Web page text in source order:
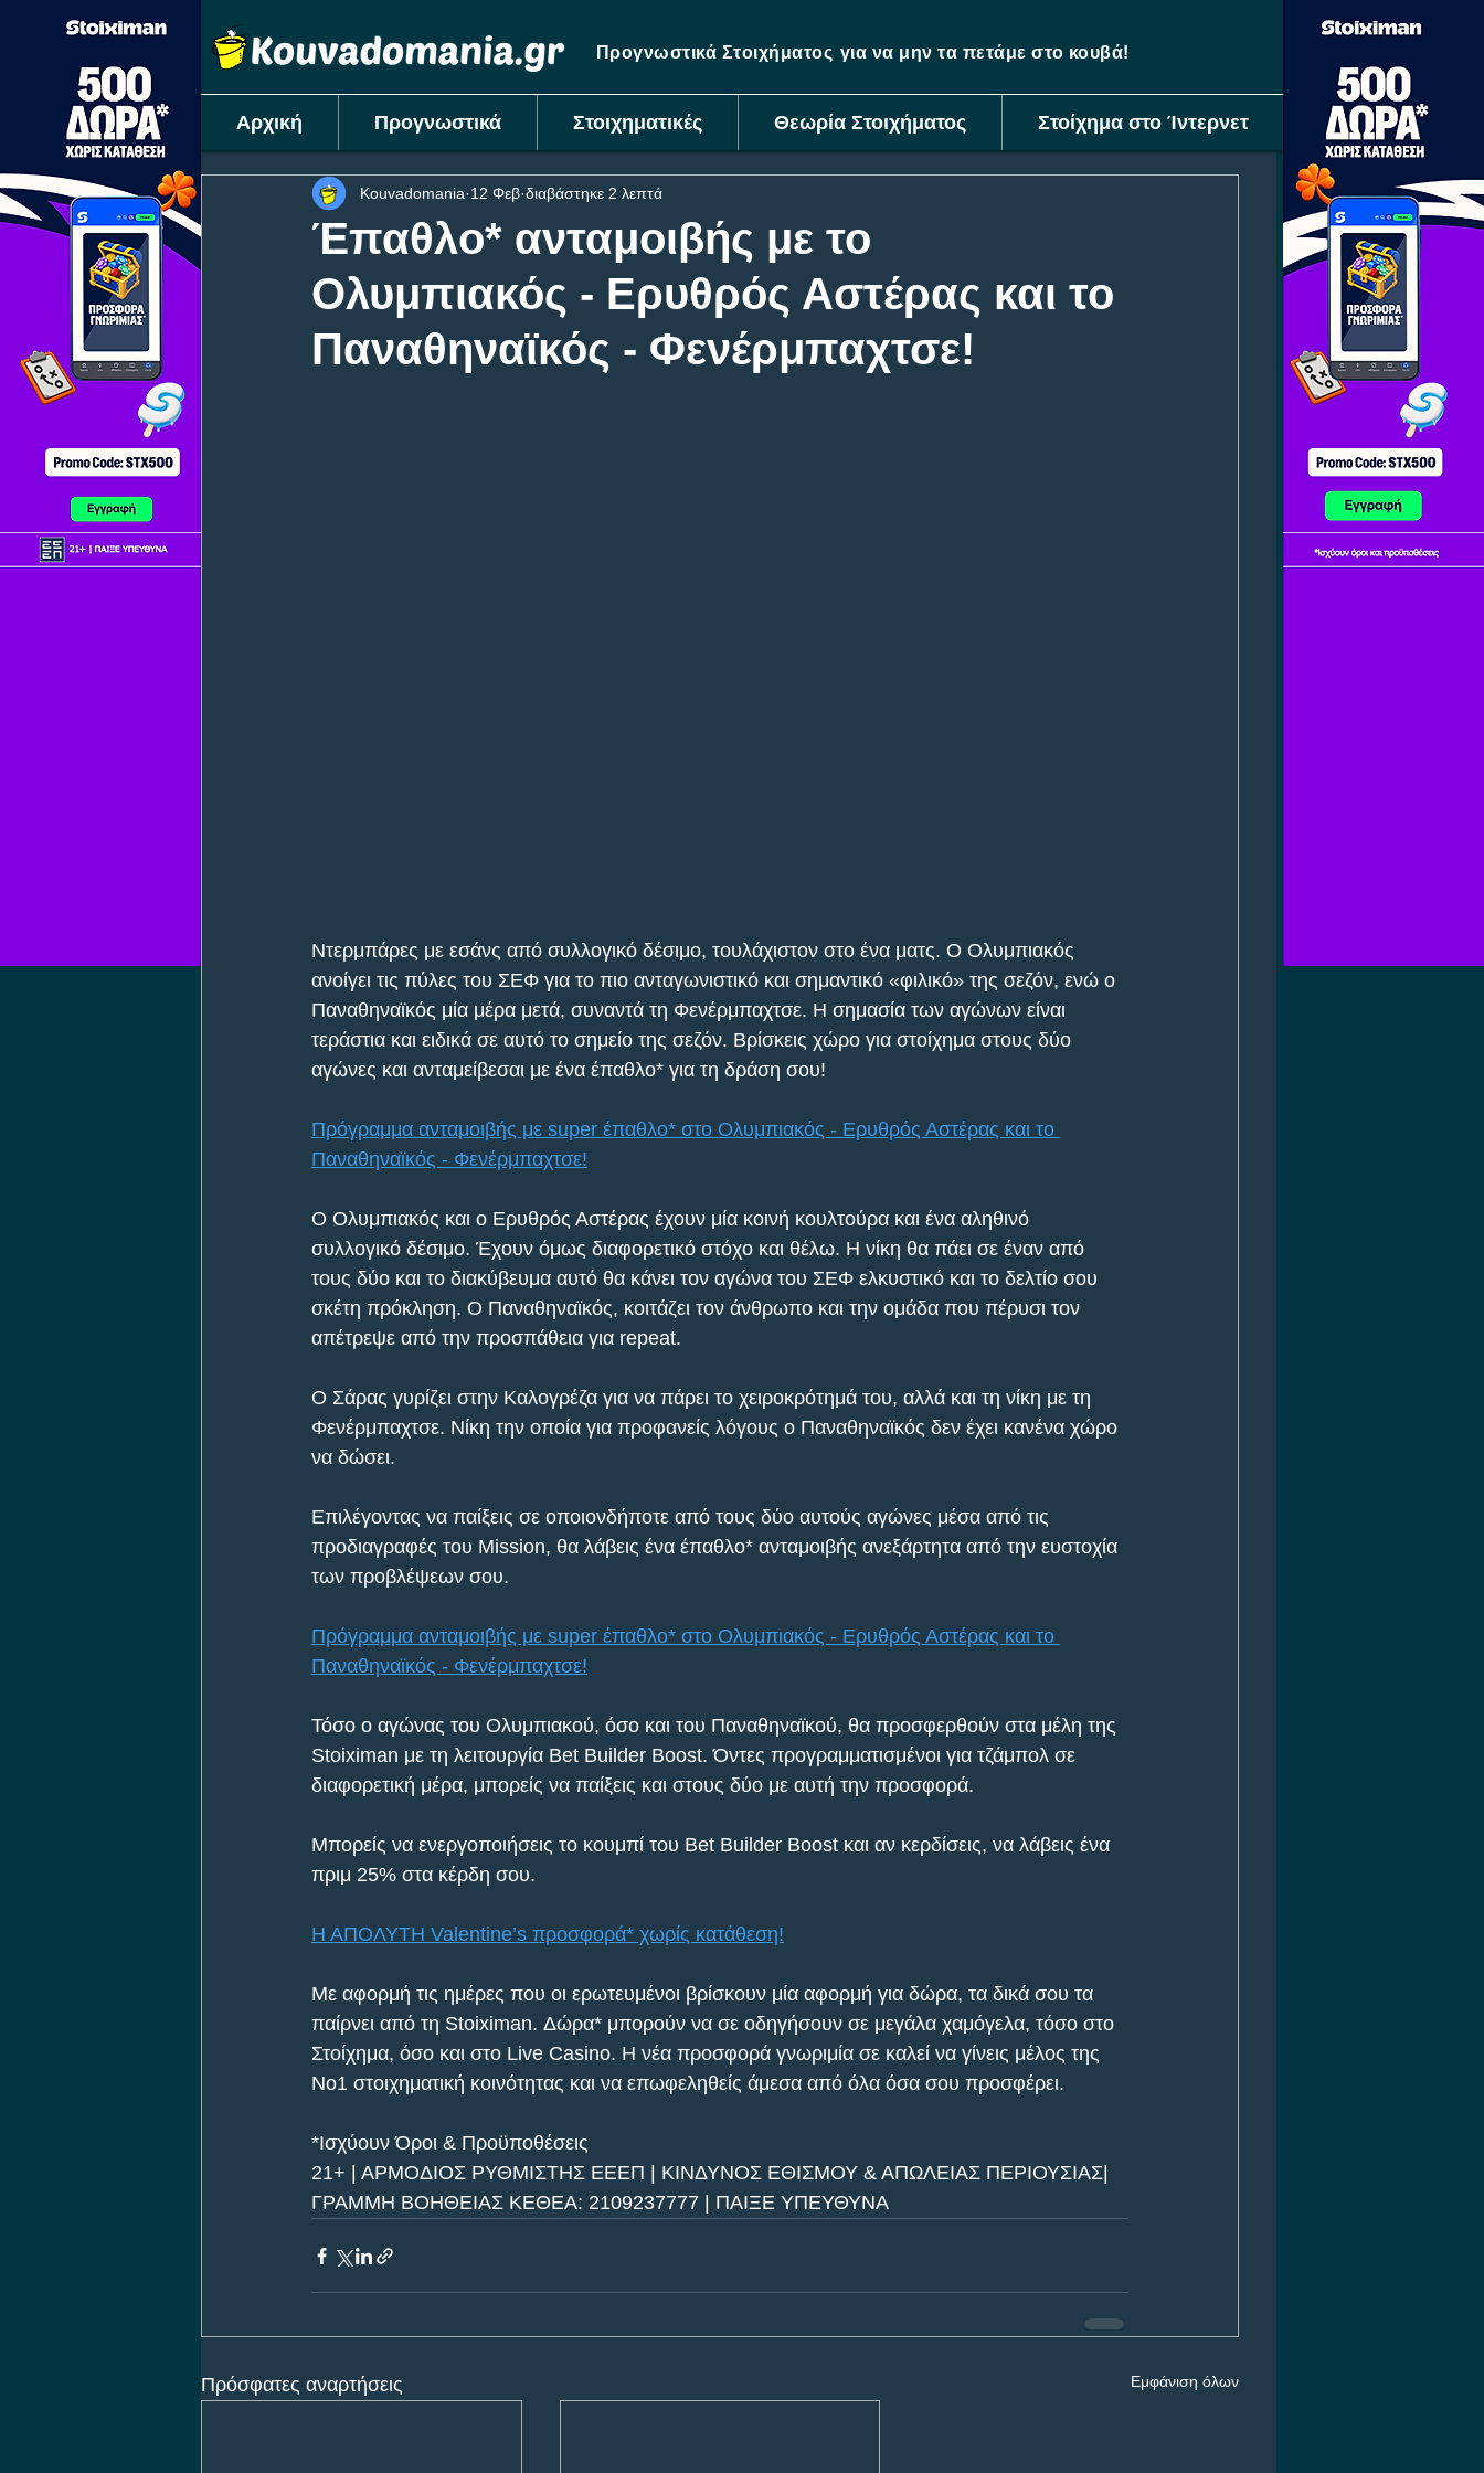
Προγνωστικά Στοιχήματος για να μην τα πετάμε στο κουβά!
Αρχική Προγνωστικά Στοιχηματικές Θεωρία Στοιχήματος Στοίχημα στο Ίντερνετ
Έπαθλο* ανταμοιβής με το
Ολυμπιακός - Ερυθρός Αστέρας και το
Παναθηναϊκός - Φενέρμπαχτσε!
Kouvadomania 12 Φεβ διαβάστηκε 2 λεπτά
Ντερμπάρες με εσάνς από συλλογικό δέσιμο, τουλάχιστον στο ένα ματς. Ο Ολυμπιακός
ανοίγει τις πύλες του ΣΕΦ για το πιο ανταγωνιστικό και σημαντικό «φιλικό» της σεζόν, ενώ ο
Παναθηναϊκός μία μέρα μετά, συναντά τη Φενέρμπαχτσε. Η σημασία των αγώνων είναι
τεράστια και ειδικά σε αυτό το σημείο της σεζόν. Βρίσκεις χώρο για στοίχημα στους δύο
αγώνες και ανταμείβεσαι με ένα έπαθλο* για τη δράση σου!
Πρόγραμμα ανταμοιβής με super έπαθλο* στο Ολυμπιακός - Ερυθρός Αστέρας και το
Παναθηναϊκός - Φενέρμπαχτσε!
Ο Ολυμπιακός και ο Ερυθρός Αστέρας έχουν μία κοινή κουλτούρα και ένα αληθινό
συλλογικό δέσιμο. Έχουν όμως διαφορετικό στόχο και θέλω. Η νίκη θα πάει σε έναν από
τους δύο και το διακύβευμα αυτό θα κάνει τον αγώνα του ΣΕΦ ελκυστικό και το δελτίο σου
σκέτη πρόκληση. Ο Παναθηναϊκός, κοιτάζει τον άνθρωπο και την ομάδα που πέρυσι τον
απέτρεψε από την προσπάθεια για repeat.
Ο Σάρας γυρίζει στην Καλογρέζα για να πάρει το χειροκρότημά του, αλλά και τη νίκη με τη
Φενέρμπαχτσε. Νίκη την οποία για προφανείς λόγους ο Παναθηναϊκός δεν έχει κανένα χώρο
να δώσει.
Επιλέγοντας να παίξεις σε οποιονδήποτε από τους δύο αυτούς αγώνες μέσα από τις
προδιαγραφές του Mission, θα λάβεις ένα έπαθλο* ανταμοιβής ανεξάρτητα από την ευστοχία
των προβλέψεων σου.
Πρόγραμμα ανταμοιβής με super έπαθλο* στο Ολυμπιακός - Ερυθρός Αστέρας και το
Παναθηναϊκός - Φενέρμπαχτσε!
Τόσο ο αγώνας του Ολυμπιακού, όσο και του Παναθηναϊκού, θα προσφερθούν στα μέλη της
Stoiximan με τη λειτουργία Bet Builder Boost. Όντες προγραμματισμένοι για τζάμπολ σε
διαφορετική μέρα, μπορείς να παίξεις και στους δύο με αυτή την προσφορά.
Μπορείς να ενεργοποιήσεις το κουμπί του Bet Builder Boost και αν κερδίσεις, να λάβεις ένα
πριμ 25% στα κέρδη σου.
Η ΑΠΟΛΥΤΗ Valentine’s προσφορά* χωρίς κατάθεση!
Με αφορμή τις ημέρες που οι ερωτευμένοι βρίσκουν μία αφορμή για δώρα, τα δικά σου τα
παίρνει από τη Stoiximan. Δώρα* μπορούν να σε οδηγήσουν σε μεγάλα χαμόγελα, τόσο στο
Στοίχημα, όσο και στο Live Casino. Η νέα προσφορά γνωριμία σε καλεί να γίνεις μέλος της
Νο1 στοιχηματική κοινότητας και να επωφεληθείς άμεσα από όλα όσα σου προσφέρει.
*Ισχύουν Όροι & Προϋποθέσεις
21+ | ΑΡΜΟΔΙΟΣ ΡΥΘΜΙΣΤΗΣ ΕΕΕΠ | ΚΙΝΔΥΝΟΣ ΕΘΙΣΜΟΥ & ΑΠΩΛΕΙΑΣ ΠΕΡΙΟΥΣΙΑΣ|
ΓΡΑΜΜΗ ΒΟΗΘΕΙΑΣ ΚΕΘΕΑ: 2109237777 | ΠΑΙΞΕ ΥΠΕΥΘΥΝΑ
Πρόσφατες αναρτήσεις Εμφάνιση όλων